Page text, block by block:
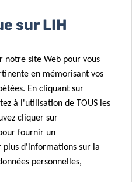
24 Avr 2020
COVID-19
infection
07 Fév 2020
proteomics
sur LIH
notre site Web pour vous
en mémorisant vos
En cliquant sur
à l'utilisation de TOUS les
cliquer sur
fournir un
plus d'informations sur la
personnelles,